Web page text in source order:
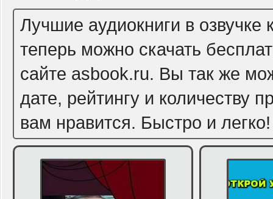
Лучшие аудиокниги в
теперь можно скачать
сайте asbook.ru. Вы так же
дате, рейтингу и количеству
вам нравится. Быстро и легко!